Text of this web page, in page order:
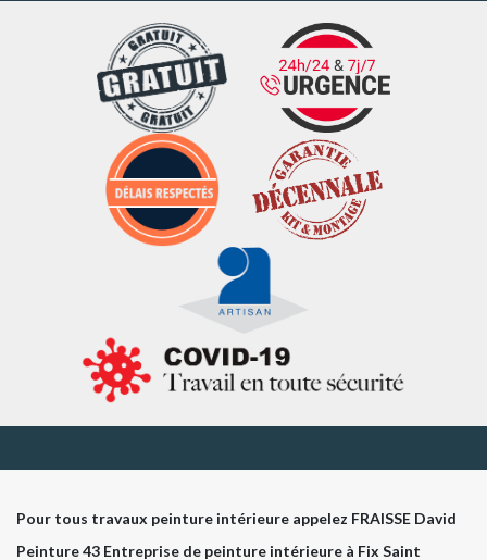
Pour tous travaux peinture intérieure appelez FRAISSE David
Peinture 43 Entreprise de peinture intérieure à Fix Saint